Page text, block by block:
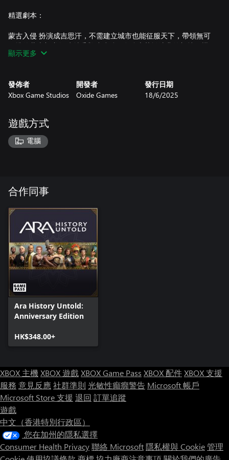
精選劇本：
蒙古入侵 扮演成吉思汗，不需建立城市也能征服天下，帶領無可
阻擋的蒙古部隊如騎射手與破牆兵，在強大札撒法典的加持下橫
掃戰場。或者化身俄國的凱薩琳大帝，策略性地部署騎士與防禦
青銅時代崩潰 引領你的文明度過西元前 1200 年的神秘混亂，在
乾旱、掠奪與災難中挺過社會崩解。運用擴展的青銅時代科技
混亂中生存下來。
歧路上的歐洲 在資源豐富、快速變遷的啟蒙時代歐洲中領航，率
領像是凱撒或亞歷山大大帝這樣的傳奇領袖。你擁有完整的文藝
美洲擴張 面對18世紀美洲的鮮明對比。選擇擁有歐洲技術但基礎
建設貧乏的殖民者，或像切羅基這樣擁有高效率游擊部隊的原住
民國家，從一開始就擁有戰略優勢。在長遠發展與即時戰術需求
之間取得平衡。
大陸衝突 在極度真實的世界地圖中挑戰你的適應力與創新力，重
現西元前3000年的嚴重資源不均。像凱撒與聖女貞德這些歷史人
物必須克服嚴重短缺，你的戰略頭腦將備受考驗。
策略性貿易。單靠軍力是活不下去的——資源管理與外交智慧缺
一不可。
最後倖存者（羅馬 vs 帝國中國） 在資源有限的小型戰場上，兩
大古代帝國上演激烈對決！為馬匹等關鍵資源而戰，在猛烈進攻
與精明節用之間取得平衡，成為最終倖存者。
絕。探索誇張的 Mega Britain 及茂盛的非洲，從新石器晚期開始
做出迅速而關鍵的戰略決策，改寫人類歷史。
在 Ara: History Untold – Untold Scenarios DLC 中打造全新歷史，
迎戰空前的策略挑戰，重寫過去——甚至想像截然不同的未來。
顯示更多
發佈者
Xbox Game Studios
開發者
Oxide Games
發行日期
18/6/2025
遊戲方式
電腦
合作同事
Ara History Untold:
Anniversary Edition
HK$348.00+
XBOX 主機XBOX 遊戲XBOX Game Pass XBOX 配件XBOX 支援
服務 意見反應社群準則 光敏性癲癇警告 Microsoft 帳戶
Microsoft Store 支援 退回 訂單追蹤
遊戲
中文（香港特別行政區）
您在加州的隱私選擇
Consumer Health Privacy聯絡 Microsoft隱私權與 Cookie管理